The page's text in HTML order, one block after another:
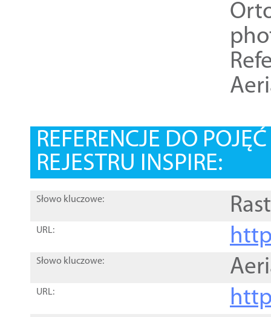
REFERENCJE DO
REJESTRU INSPIRE:
Słowo kluczowe:
URL:
Słowo kluczowe:
URL: